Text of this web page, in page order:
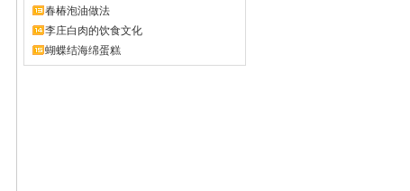
春椿泡油做法
李庄白肉的饮食文化
蝴蝶结海绵蛋糕